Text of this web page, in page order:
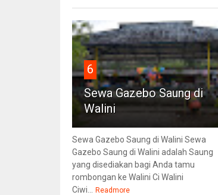
6
Sewa Gazebo Saung di
Walini
Sewa Gazebo Saung di Walini Sewa
Gazebo Saung di Walini adalah Saung
yang disediakan bagi Anda tamu
rombongan ke Walini Ci Walini
Ciwi... Readmore